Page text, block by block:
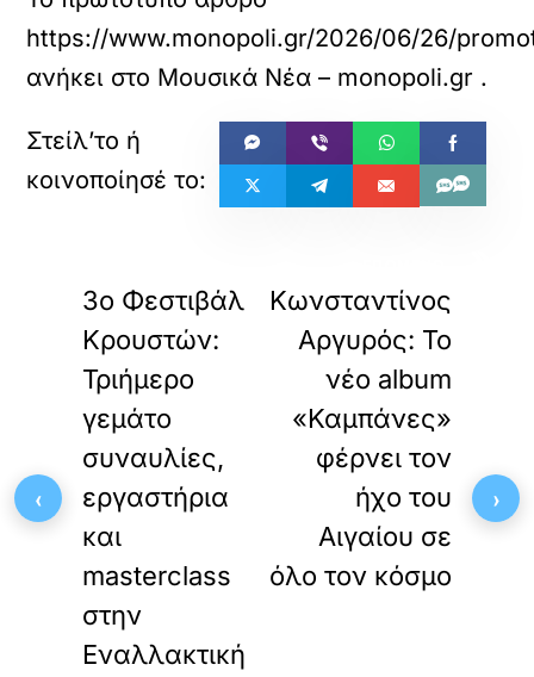
https://www.monopoli.gr/2026/06/26/
ανήκει στο Μουσικά Νέα – monopoli.gr .
3ο Φεστιβάλ
Κρουστών:
Τριήμερο
γεμάτο
συναυλίες,
εργαστήρια
και
masterclass
στην
Εναλλακτική
Κωνσταντίνος
Αργυρός: Το
νέο album
«Καμπάνες»
φέρνει τον
ήχο του
Αιγαίου σε
όλο τον κόσμο
‹ ›